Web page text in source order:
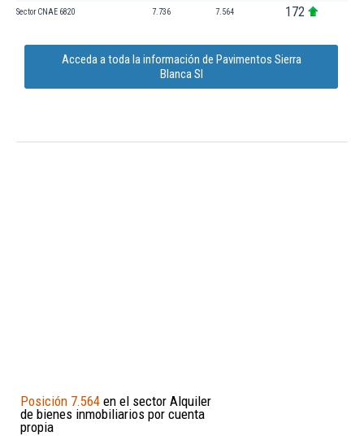
Sector CNAE 6820 7.736 7.564 172
Acceda a toda la información de Pavimentos Sierra
Blanca Sl
Posición 7.564 en el sector Alquiler
de bienes inmobiliarios por cuenta
propia